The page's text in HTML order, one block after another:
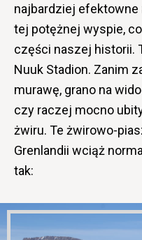
najbardziej efektowne
tej potężnej wyspie,
części naszej historii.
Nuuk Stadion. Zanim
murawę, grano na
czy raczej mocno
żwiru. Te żwirowo-
Grenlandii wciąż
tak: